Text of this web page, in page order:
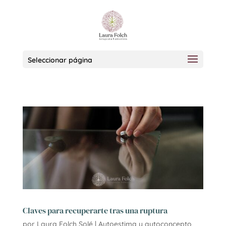
Seleccionar página
Claves para recuperarte tras una ruptura
por Laura Folch Solé| Autoestima y autoconcepto